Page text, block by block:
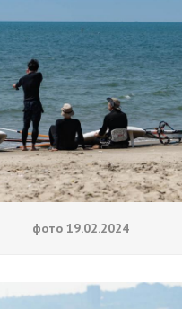
Места катания
Наши станции
Ветратория.Дахаб
Ветратория Россия
Ветратория.Вьетнам
виндсерфинга и винг фойла
фото 19.02.2024